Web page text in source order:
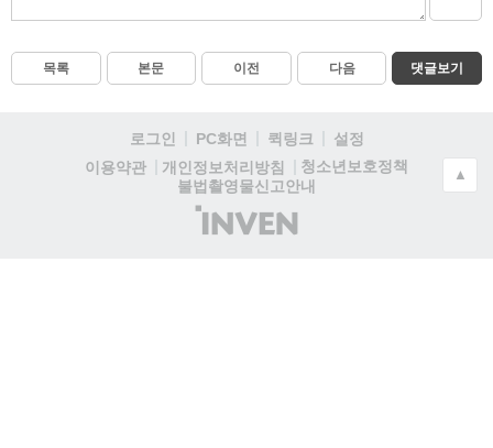
목록 본문 이전 다음 댓글보기
로그인 PC화면 퀵링크
설정
이용약관
개인정보처리방침
청소년보호정책
불법촬영물신고안내
(주)
인
▲